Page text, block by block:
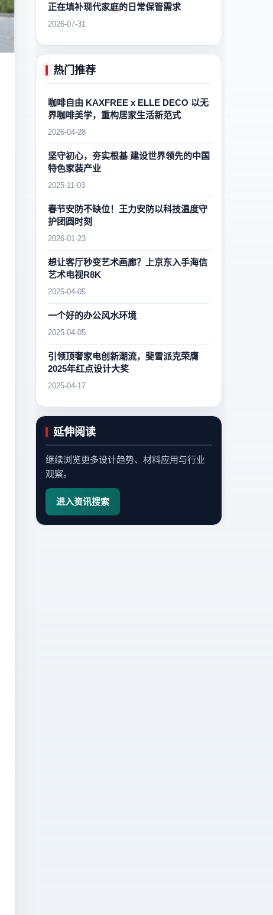
正在填补现代家庭的日常保管需求
2026-07-31
热门推荐
咖啡自由 KAXFREE x ELLE DECO 以无
界咖啡美学，重构居家生活新范式
2026-04-28
坚守初心，夯实根基 建设世界领先的中国
特色家装产业
2025-11-03
春节安防不缺位！王力安防以科技温度守
护团圆时刻
2026-01-23
想让客厅秒变艺术画廊？上京东入手海信
艺术电视R8K
2025-04-05
一个好的办公风水环境
2025-04-05
引领顶奢家电创新潮流，斐雪派克荣膺
2025年红点设计大奖
2025-04-17
延伸阅读
继续浏览更多设计趋势、材料应用与行业
观察。
进入资讯搜索